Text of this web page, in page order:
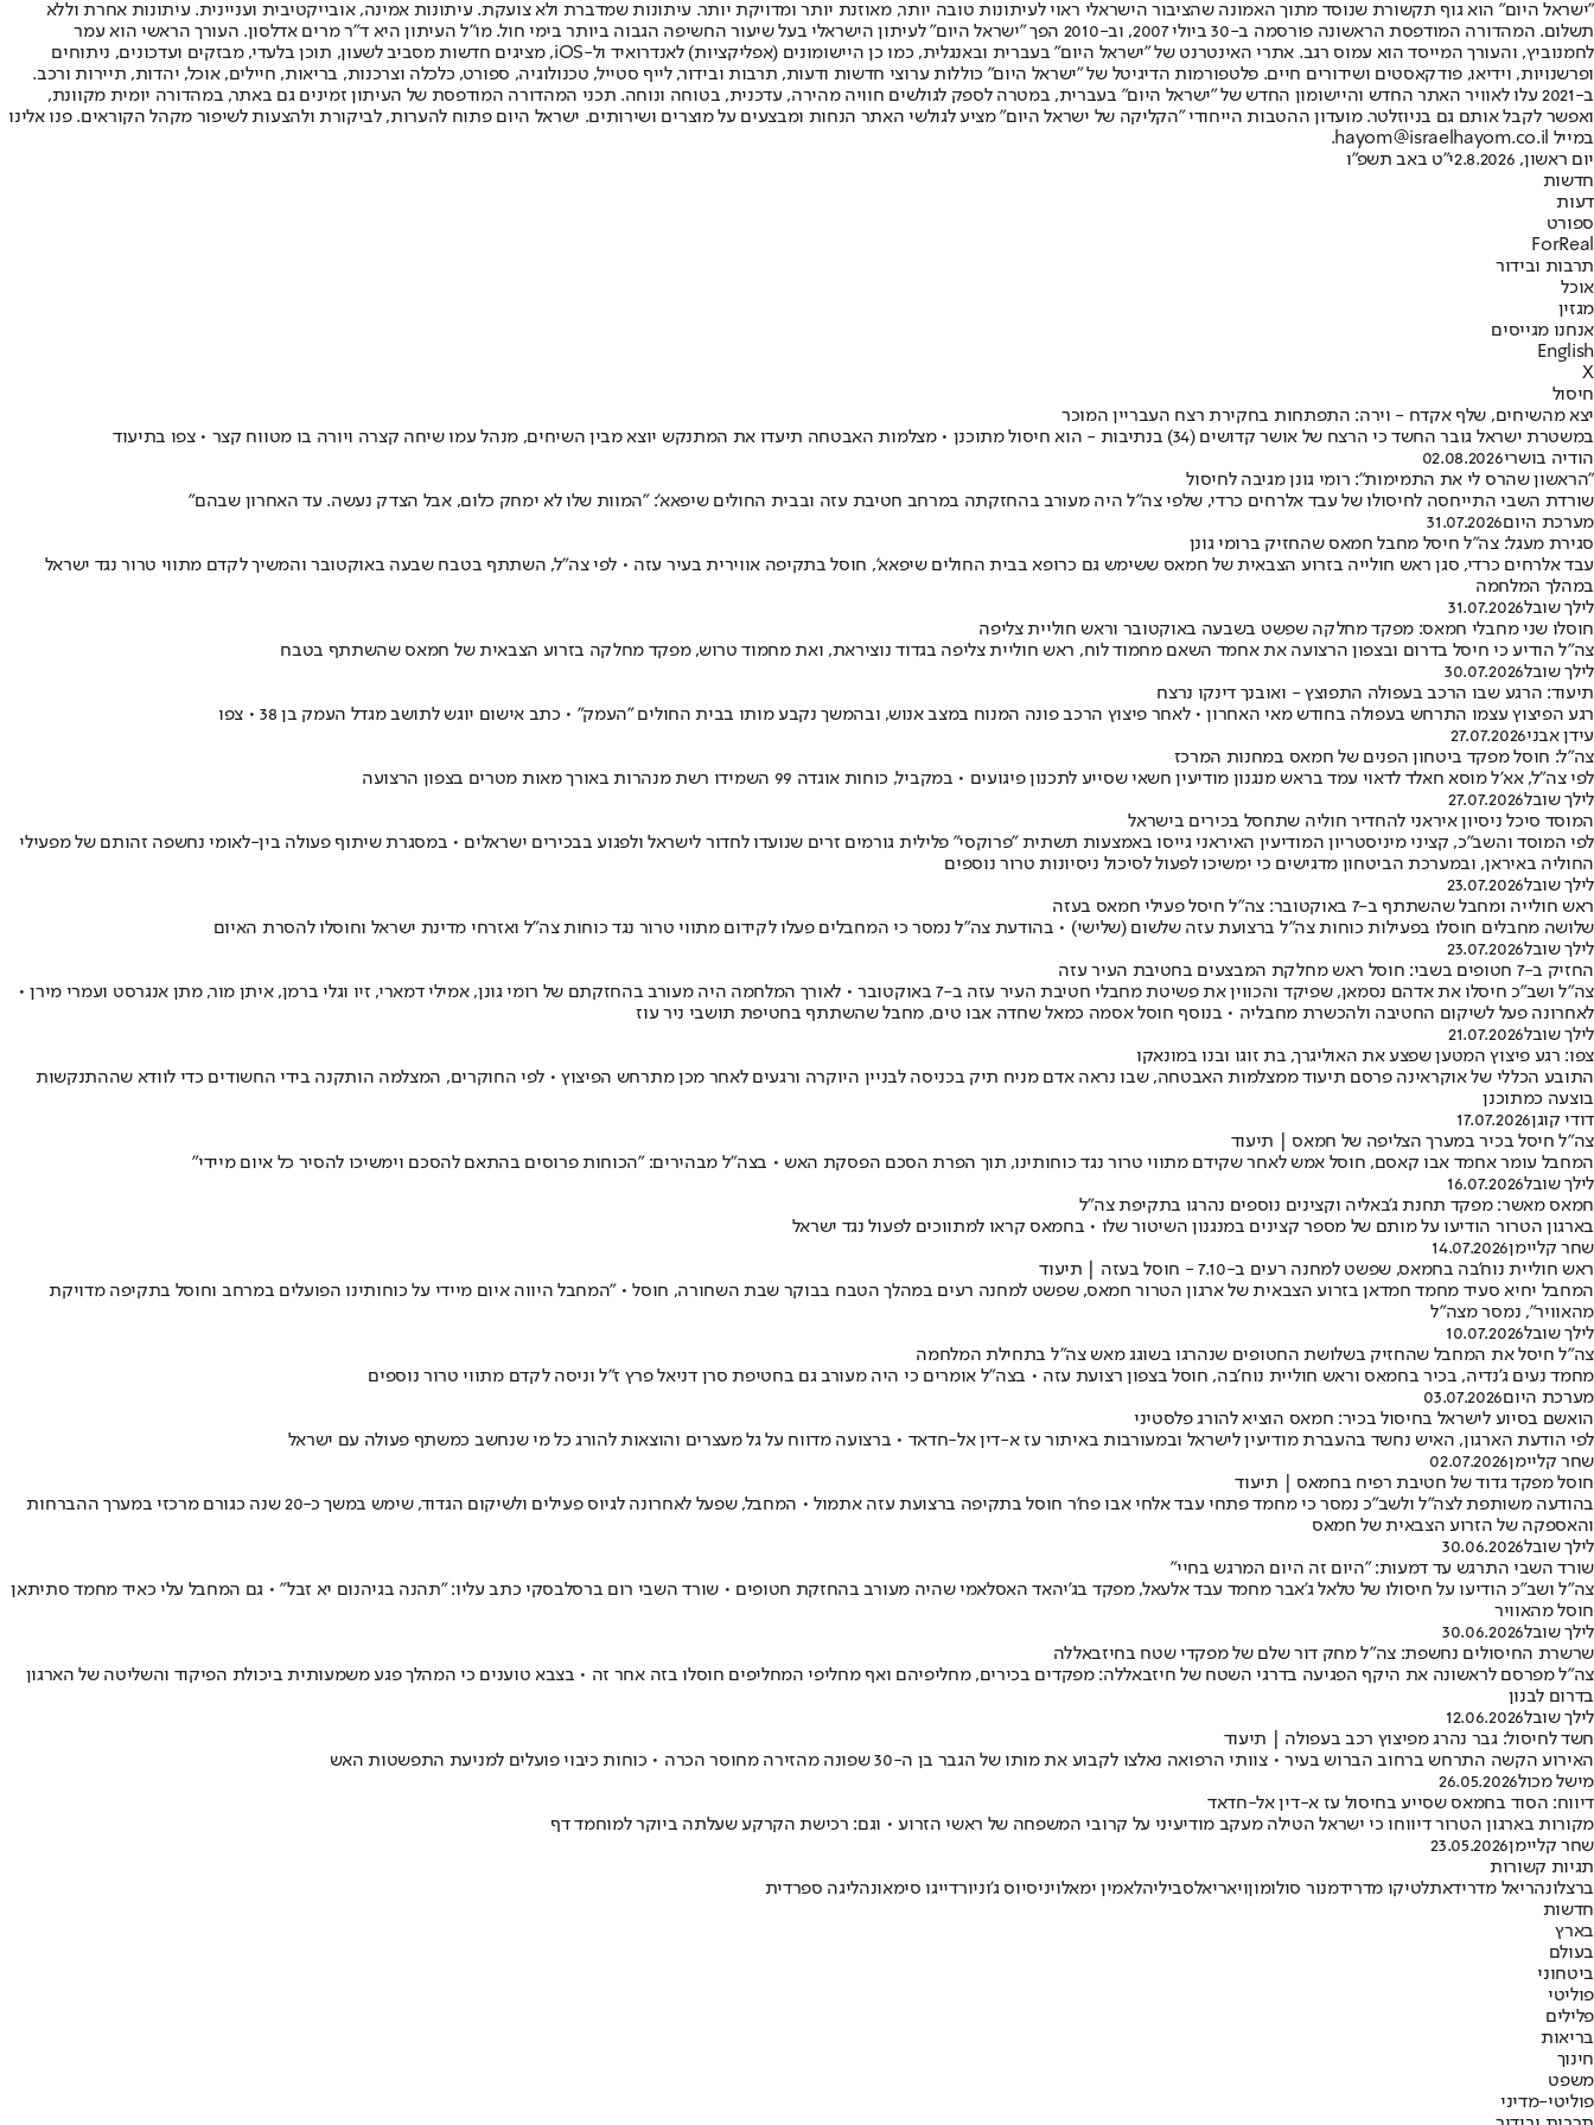
"ישראל היום" הוא גוף תקשורת שנוסד מתוך האמונה שהציבור הישראלי ראוי לעיתונות טובה יותר, מאוזנת יותר ומדויקת יותר. עיתונות שמדברת ולא צועקת. עיתונות אמינה, אובייקטיבית ועניינית. עיתונות אחרת וללא
תשלום. המהדורה המודפסת הראשונה פורסמה ב-30 ביולי 2007, וב-2010 הפך "ישראל היום" לעיתון הישראלי בעל שיעור החשיפה הגבוה ביותר בימי חול. מו"ל העיתון היא ד"ר מרים אדלסון. העורך הראשי הוא עמר
לחמנוביץ, והעורך המייסד הוא עמוס רגב. אתרי האינטרנט של "ישראל היום" בעברית ובאנגלית, כמו כן היישומונים (אפליקציות) לאנדרואיד ול-iOS, מציגים חדשות מסביב לשעון, תוכן בלעדי, מבזקים ועדכונים, ניתוחים
ופרשנויות, וידיאו, פודקאסטים ושידורים חיים. פלטפורמות הדיגיטל של "ישראל היום" כוללות ערוצי חדשות ודעות, תרבות ובידור, לייף סטייל, טכנולוגיה, ספורט, כלכלה וצרכנות, בריאות, חיילים, אוכל, יהדות, תיירות ורכב.
ב-2021 עלו לאוויר האתר החדש והיישומון החדש של "ישראל היום" בעברית, במטרה לספק לגולשים חוויה מהירה, עדכנית, בטוחה ונוחה. תכני המהדורה המודפסת של העיתון זמינים גם באתר, במהדורה יומית מקוונת,
ואפשר לקבל אותם גם בניוזלטר. מועדון ההטבות הייחודי "הקליקה של ישראל היום" מציע לגולשי האתר הנחות ומבצעים על מוצרים ושירותים. ישראל היום פתוח להערות, לביקורת ולהצעות לשיפור מקהל הקוראים. פנו אלינו
במייל hayom@israelhayom.co.il.
יום ראשון, 2.8.2026
י"ט באב תשפ"ו
חדשות
דעות
ספורט
ForReal
תרבות ובידור
אוכל
מגזין
אנחנו מגייסים
English
X
חיסול
יצא מהשיחים, שלף אקדח - וירה: התפתחות בחקירת רצח העבריין המוכר
במשטרת ישראל גובר החשד כי הרצח של אושר קדושים (34) בנתיבות - הוא חיסול מתוכנן • מצלמות האבטחה תיעדו את המתנקש יוצא מבין השיחים, מנהל עמו שיחה קצרה ויורה בו מטווח קצר • צפו בתיעוד
הודיה בושרי02.08.2026
"הראשון שהרס לי את התמימות": רומי גונן מגיבה לחיסול
שורדת השבי התייחסה לחיסולו של עבד אלרחים כרדי, שלפי צה"ל היה מעורב בהחזקתה במרחב חטיבת עזה ובבית החולים שיפאא': "המוות שלו לא ימחק כלום, אבל הצדק נעשה. עד האחרון שבהם"
מערכת היום31.07.2026
סגירת מעגל: צה"ל חיסל מחבל חמאס שהחזיק ברומי גונן
עבד אלרחים כרדי, סגן ראש חולייה בזרוע הצבאית של חמאס ששימש גם כרופא בבית החולים שיפאא', חוסל בתקיפה אווירית בעיר עזה • לפי צה"ל, השתתף בטבח שבעה באוקטובר והמשיך לקדם מתווי טרור נגד ישראל
במהלך המלחמה
לילך שובל31.07.2026
חוסלו שני מחבלי חמאס: מפקד מחלקה שפשט בשבעה באוקטובר וראש חוליית צליפה
צה"ל הודיע כי חיסל בדרום ובצפון הרצועה את אחמד השאם מחמוד לוח, ראש חוליית צליפה בגדוד נוציראת, ואת מחמוד טרוש, מפקד מחלקה בזרוע הצבאית של חמאס שהשתתף בטבח
לילך שובל30.07.2026
תיעוד: הרגע שבו הרכב בעפולה התפוצץ - ואובנך דינקו נרצח
רגע הפיצוץ עצמו התרחש בעפולה בחודש מאי האחרון • לאחר פיצוץ הרכב פונה המנוח במצב אנוש, ובהמשך נקבע מותו בבית החולים "העמק" • כתב אישום יוגש לתושב מגדל העמק בן 38 • צפו
עידן אבני27.07.2026
צה"ל: חוסל מפקד ביטחון הפנים של חמאס במחנות המרכז
לפי צה"ל, אא'ל מוסא חאלד לדאוי עמד בראש מנגנון מודיעין חשאי שסייע לתכנון פיגועים • במקביל, כוחות אוגדה 99 השמידו רשת מנהרות באורך מאות מטרים בצפון הרצועה
לילך שובל27.07.2026
המוסד סיכל ניסיון איראני להחדיר חוליה שתחסל בכירים בישראל
לפי המוסד והשב"כ, קציני מיניסטריון המודיעין האיראני גייסו באמצעות תשתית "פרוקסי" פלילית גורמים זרים שנועדו לחדור לישראל ולפגוע בבכירים ישראלים • במסגרת שיתוף פעולה בין-לאומי נחשפה זהותם של מפעילי
החוליה באיראן, ובמערכת הביטחון מדגישים כי ימשיכו לפעול לסיכול ניסיונות טרור נוספים
לילך שובל23.07.2026
ראש חולייה ומחבל שהשתתף ב-7 באוקטובר: צה"ל חיסל פעילי חמאס בעזה
שלושה מחבלים חוסלו בפעילות כוחות צה"ל ברצועת עזה שלשום (שלישי) • בהודעת צה"ל נמסר כי המחבלים פעלו לקידום מתווי טרור נגד כוחות צה"ל ואזרחי מדינת ישראל וחוסלו להסרת האיום
לילך שובל23.07.2026
החזיק ב-7 חטופים בשבי: חוסל ראש מחלקת המבצעים בחטיבת העיר עזה
צה"ל ושב"כ חיסלו את אדהם נסמאן, שפיקד והכווין את פשיטת מחבלי חטיבת העיר עזה ב-7 באוקטובר • לאורך המלחמה היה מעורב בהחזקתם של רומי גונן, אמילי דמארי, זיו וגלי ברמן, איתן מור, מתן אנגרסט ועמרי מירן •
לאחרונה פעל לשיקום החטיבה ולהכשרת מחבליה • בנוסף חוסל אסמה כמאל שחדה אבו טים, מחבל שהשתתף בחטיפת תושבי ניר עוז
לילך שובל21.07.2026
צפו: רגע פיצוץ המטען שפצע את האוליגרך, בת זוגו ובנו במונאקו
התובע הכללי של אוקראינה פרסם תיעוד ממצלמות האבטחה, שבו נראה אדם מניח תיק בכניסה לבניין היוקרה ורגעים לאחר מכן מתרחש הפיצוץ • לפי החוקרים, המצלמה הותקנה בידי החשודים כדי לוודא שההתנקשות
בוצעה כמתוכנן
דודי קוגן17.07.2026
צה"ל חיסל בכיר במערך הצליפה של חמאס | תיעוד
המחבל עומר אחמד אבו קאסם, חוסל אמש לאחר שקידם מתווי טרור נגד כוחותינו, תוך הפרת הסכם הפסקת האש • בצה"ל מבהירים: "הכוחות פרוסים בהתאם להסכם וימשיכו להסיר כל איום מיידי"
לילך שובל16.07.2026
חמאס מאשר: מפקד תחנת ג'באליה וקצינים נוספים נהרגו בתקיפת צה"ל
בארגון הטרור הודיעו על מותם של מספר קצינים במנגנון השיטור שלו • בחמאס קראו למתווכים לפעול נגד ישראל
שחר קליימן14.07.2026
ראש חוליית נוח'בה בחמאס, שפשט למחנה רעים ב-7.10 - חוסל בעזה | תיעוד
המחבל יחיא סעיד מחמד חמדאן בזרוע הצבאית של ארגון הטרור חמאס, שפשט למחנה רעים במהלך הטבח בבוקר שבת השחורה, חוסל • "המחבל היווה איום מיידי על כוחותינו הפועלים במרחב וחוסל בתקיפה מדויקת
מהאוויר", נמסר מצה"ל
לילך שובל10.07.2026
צה"ל חיסל את המחבל שהחזיק בשלושת החטופים שנהרגו בשוגג מאש צה"ל בתחילת המלחמה
מחמד נעים ג'נדיה, בכיר בחמאס וראש חוליית נוח׳בה, חוסל בצפון רצועת עזה • בצה״ל אומרים כי היה מעורב גם בחטיפת סרן דניאל פרץ ז״ל וניסה לקדם מתווי טרור נוספים
מערכת היום03.07.2026
הואשם בסיוע לישראל בחיסול בכיר: חמאס הוציא להורג פלסטיני
לפי הודעת הארגון, האיש נחשד בהעברת מודיעין לישראל ובמעורבות באיתור עז א-דין אל-חדאד • ברצועה מדווח על גל מעצרים והוצאות להורג כל מי שנחשב כמשתף פעולה עם ישראל
שחר קליימן02.07.2026
חוסל מפקד גדוד של חטיבת רפיח בחמאס | תיעוד
בהודעה משותפת לצה"ל ולשב"כ נמסר כי מחמד פתחי עבד אלחי אבו פח'ר חוסל בתקיפה ברצועת עזה אתמול • המחבל, שפעל לאחרונה לגיוס פעילים ולשיקום הגדוד, שימש במשך כ-20 שנה כגורם מרכזי במערך ההברחות
והאספקה של הזרוע הצבאית של חמאס
לילך שובל30.06.2026
שורד השבי התרגש עד דמעות: "היום זה היום המרגש בחיי"
צה"ל ושב"כ הודיעו על חיסולו של טלאל ג'אבר מחמד עבד אלעאל, מפקד בג'יהאד האסלאמי שהיה מעורב בהחזקת חטופים • שורד השבי רום ברסלבסקי כתב עליו: "תהנה בגיהנום יא זבל" • גם המחבל עלי כאיד מחמד סתיתאן
חוסל מהאוויר
לילך שובל30.06.2026
שרשרת החיסולים נחשפת: צה"ל מחק דור שלם של מפקדי שטח בחיזבאללה
צה"ל מפרסם לראשונה את היקף הפגיעה בדרגי השטח של חיזבאללה: מפקדים בכירים, מחליפיהם ואף מחליפי המחליפים חוסלו בזה אחר זה • בצבא טוענים כי המהלך פגע משמעותית ביכולת הפיקוד והשליטה של הארגון
בדרום לבנון
לילך שובל12.06.2026
חשד לחיסול: גבר נהרג מפיצוץ רכב בעפולה | תיעוד
האירוע הקשה התרחש ברחוב הברוש בעיר • צוותי הרפואה נאלצו לקבוע את מותו של הגבר בן ה-30 שפונה מהזירה מחוסר הכרה • כוחות כיבוי פועלים למניעת התפשטות האש
מישל מכול26.05.2026
דיווח: הסוד בחמאס שסייע בחיסול עז א-דין אל-חדאד
מקורות בארגון הטרור דיווחו כי ישראל הטילה מעקב מודיעיני על קרובי המשפחה של ראשי הזרוע • וגם: רכישת הקרקע שעלתה ביוקר למוחמד דף
שחר קליימן23.05.2026
תגיות קשורות
ברצלונהריאל מדרידאתלטיקו מדרידמנור סולומוןויאריאלסביליהלאמין ימאלויניסיוס ג'וניורדייגו סימאונהליגה ספרדית
חדשות
בארץ
בעולם
ביטחוני
פוליטי
פלילים
בריאות
חינוך
משפט
פוליטי-מדיני